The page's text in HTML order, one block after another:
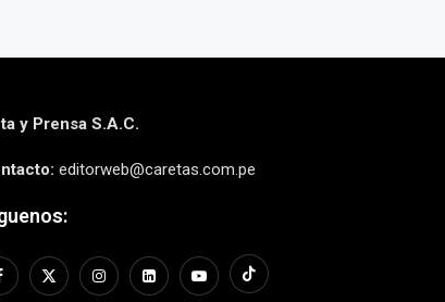
y Prensa S.A.C.
editorweb@caretas.com.pe